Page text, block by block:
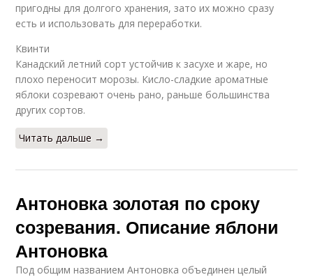
пригодны для долгого хранения, зато их можно сразу
есть и использовать для переработки.
Квинти
Канадский летний сорт устойчив к засухе и жаре, но
плохо переносит морозы. Кисло-сладкие ароматные
яблоки созревают очень рано, раньше большинства
других сортов.
Читать дальше →
Антоновка золотая по сроку
созревания. Описание яблони
Антоновка
Под общим названием Антоновка объединен целый